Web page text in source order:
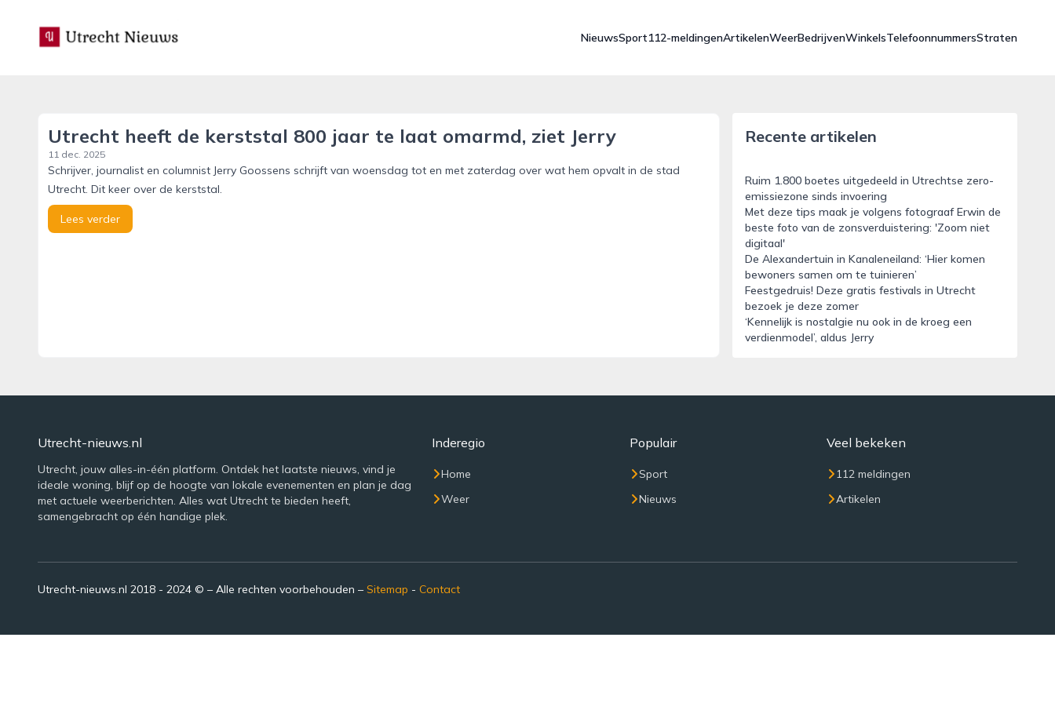
utrecht-nieuws.nl
NieuwsSport112-meldingenArtikelenWeerBedrijvenWinkelsTelefoonnummersStraten
Utrecht heeft de kerststal 800 jaar te laat omarmd, ziet Jerry
11 dec. 2025
Schrijver, journalist en columnist Jerry Goossens schrijft van woensdag tot en met zaterdag over wat hem opvalt in de stad
Utrecht. Dit keer over de kerststal.
Lees verder
Recente artikelen
Ruim 1.800 boetes uitgedeeld in Utrechtse zero-
emissiezone sinds invoering
Met deze tips maak je volgens fotograaf Erwin de
beste foto van de zonsverduistering: 'Zoom niet
digitaal'
De Alexandertuin in Kanaleneiland: ‘Hier komen
bewoners samen om te tuinieren’
Feestgedruis! Deze gratis festivals in Utrecht
bezoek je deze zomer
‘Kennelijk is nostalgie nu ook in de kroeg een
verdienmodel’, aldus Jerry
Utrecht-nieuws.nl
Utrecht, jouw alles-in-één platform. Ontdek het laatste nieuws, vind je
ideale woning, blijf op de hoogte van lokale evenementen en plan je dag
met actuele weerberichten. Alles wat Utrecht te bieden heeft,
samengebracht op één handige plek.
Inderegio
Home
Weer
Populair
Sport
Nieuws
Veel bekeken
112 meldingen
Artikelen
Utrecht-nieuws.nl 2018 - 2024 © – Alle rechten voorbehouden – Sitemap - Contact